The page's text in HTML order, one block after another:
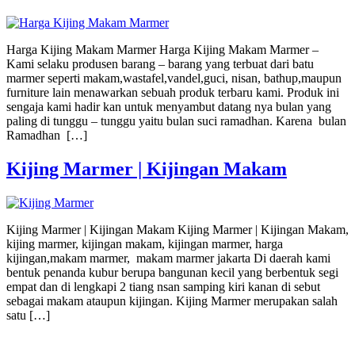
Harga Kijing Makam Marmer Harga Kijing Makam Marmer –
Kami selaku produsen barang – barang yang terbuat dari batu
marmer seperti makam,wastafel,vandel,guci, nisan, bathup,maupun
furniture lain menawarkan sebuah produk terbaru kami. Produk ini
sengaja kami hadir kan untuk menyambut datang nya bulan yang
paling di tunggu – tunggu yaitu bulan suci ramadhan. Karena bulan
Ramadhan […]
Kijing Marmer | Kijingan Makam
Kijing Marmer | Kijingan Makam Kijing Marmer | Kijingan Makam,
kijing marmer, kijingan makam, kijingan marmer, harga
kijingan,makam marmer, makam marmer jakarta Di daerah kami
bentuk penanda kubur berupa bangunan kecil yang berbentuk segi
empat dan di lengkapi 2 tiang nsan samping kiri kanan di sebut
sebagai makam ataupun kijingan. Kijing Marmer merupakan salah
satu […]